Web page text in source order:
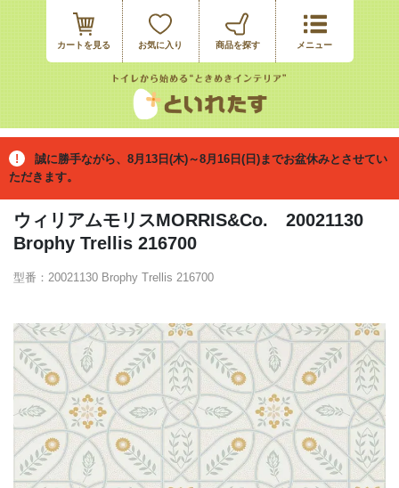
カートを見る お気に入り
誠に勝手ながら、8月13日(木)～8月16日(日)までお盆休みとさせてい
ただきます。
ウィリアムモリスMORRIS&Co. 20021130
Brophy Trellis 216700
型番：20021130 Brophy Trellis 216700